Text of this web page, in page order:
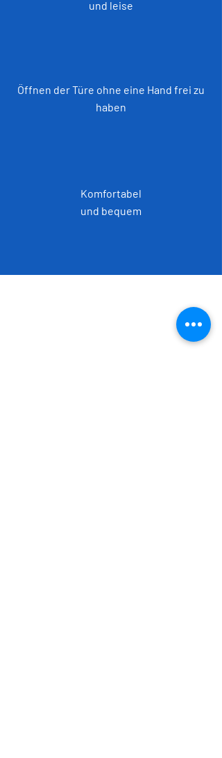
und leise
Öffnen der Türe ohne eine Hand frei zu
haben
Komfortabel
und bequem